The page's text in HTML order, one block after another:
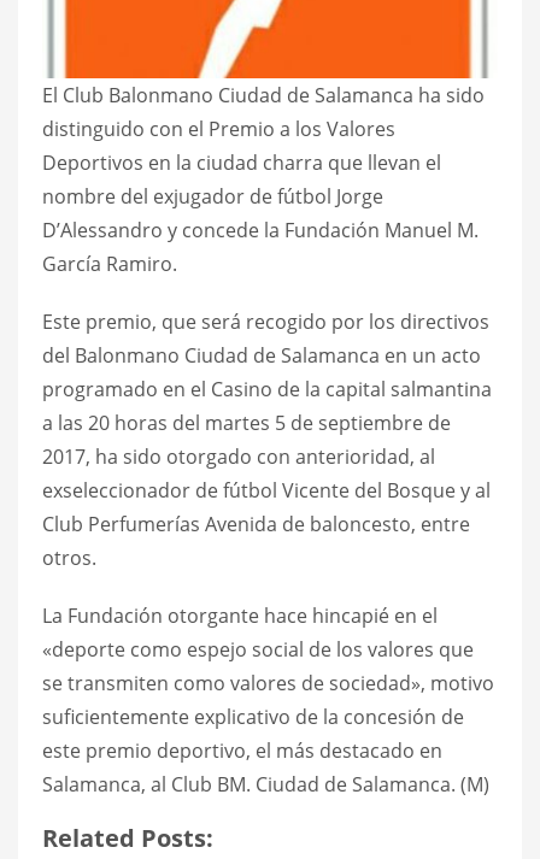
El Club Balonmano Ciudad de Salamanca ha sido
distinguido con el Premio a los Valores
Deportivos en la ciudad charra que llevan el
nombre del exjugador de fútbol Jorge
D’Alessandro y concede la Fundación Manuel M.
García Ramiro.
Este premio, que será recogido por los directivos
del Balonmano Ciudad de Salamanca en un acto
programado en el Casino de la capital salmantina
a las 20 horas del martes 5 de septiembre de
2017, ha sido otorgado con anterioridad, al
exseleccionador de fútbol Vicente del Bosque y al
Club Perfumerías Avenida de baloncesto, entre
otros.
La Fundación otorgante hace hincapié en el
«deporte como espejo social de los valores que
se transmiten como valores de sociedad», motivo
suficientemente explicativo de la concesión de
este premio deportivo, el más destacado en
Salamanca, al Club BM. Ciudad de Salamanca. (M)
Related Posts: